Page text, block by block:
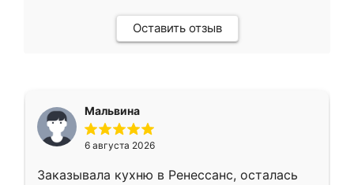
Оставить отзыв
Мальвина
6 августа 2026
Заказывала кухню в Ренессанс, осталась